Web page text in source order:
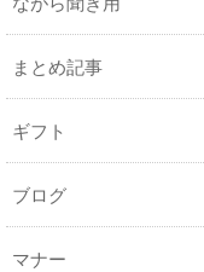
まとめ記事
ギフト
ブログ
マナー